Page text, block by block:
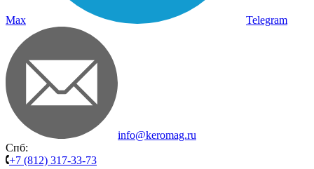
Max Telegram
info@keromag.ru
Спб:
+7 (812) 317-33-73